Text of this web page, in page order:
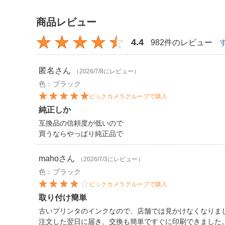
商品レビュー
4.4 982件のレビュー
匿名 さん （2026/7/8にレビュー）
色：ブラック
ビックカメラグループで購入
純正しか
互換品の信頼度が低いので
買うならやっぱり純正品で
mahoさん （2026/7/3にレビュー）
色：ブラック
ビックカメラグループで購入
取り付け簡単
古いプリンタのインクなので、店舗では見かけなくなりま
注文した翌日に届き、交換も簡単ですぐに印刷できました。